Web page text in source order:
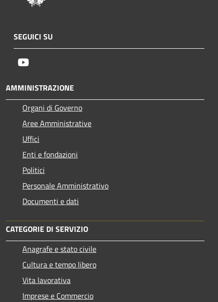
SEGUICI SU
AMMINISTRAZIONE
Organi di Governo
Aree Amministrative
Uffici
Enti e fondazioni
Politici
Personale Amministrativo
Documenti e dati
CATEGORIE DI SERVIZIO
Anagrafe e stato civile
Cultura e tempo libero
Vita lavorativa
Imprese e Commercio